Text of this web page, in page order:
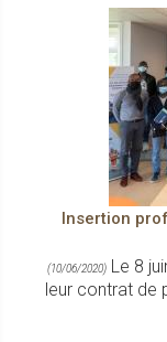
Insertion
(10/06/2020) Le 8
leur contrat de